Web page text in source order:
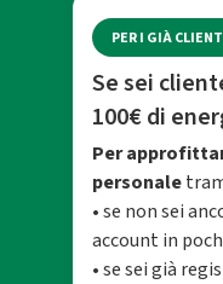
PER I GIÀ
Se sei
100€ di
Per
personale
• se non sei
account in
• se sei già